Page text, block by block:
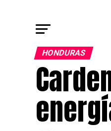
HONDURAS